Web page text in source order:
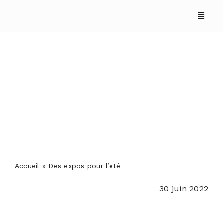
Accueil » Des expos pour l’été
30 juin 2022
ANNUAIRES